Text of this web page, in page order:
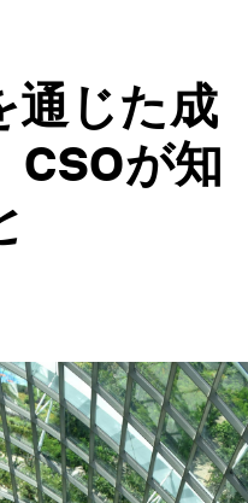
通じた成
CSOが知